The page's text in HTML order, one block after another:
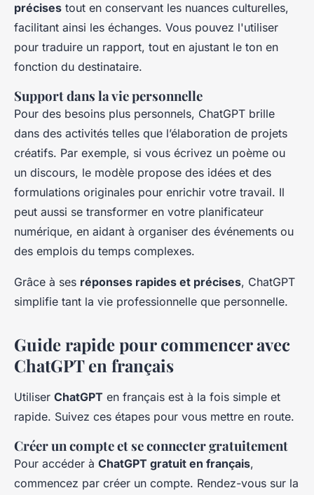
précises tout en conservant les nuances culturelles,
facilitant ainsi les échanges. Vous pouvez l'utiliser
pour traduire un rapport, tout en ajustant le ton en
fonction du destinataire.
Support dans la vie personnelle
Pour des besoins plus personnels, ChatGPT brille
dans des activités telles que l’élaboration de projets
créatifs. Par exemple, si vous écrivez un poème ou
un discours, le modèle propose des idées et des
formulations originales pour enrichir votre travail. Il
peut aussi se transformer en votre planificateur
numérique, en aidant à organiser des événements ou
des emplois du temps complexes.
Grâce à ses réponses rapides et précises, ChatGPT
simplifie tant la vie professionnelle que personnelle.
Guide rapide pour commencer avec
ChatGPT en français
Utiliser ChatGPT en français est à la fois simple et
rapide. Suivez ces étapes pour vous mettre en route.
Créer un compte et se connecter gratuitement
Pour accéder à ChatGPT gratuit en français,
commencez par créer un compte. Rendez-vous sur la